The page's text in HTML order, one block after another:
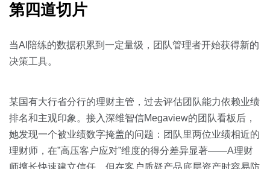
第四道切片
当AI陪练的数据积累到一定量级，团队管理者开始获得新的
决策工具。
某国有大行省分行的理财主管，过去评估团队能力依赖业绩
排名和主观印象。接入深维智信Megaview的团队看板后，
她发现一个被业绩数字掩盖的问题：团队里两位业绩相近的
理财师，在”高压客户应对”维度的得分差异显著——A理财
师擅长快速建立信任，但在客户质疑产品底层资产时容易防